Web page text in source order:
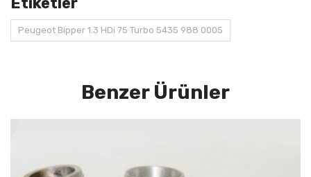
Peugeot Bipper 1.3 HDi 75 Turbo 5435 988 0005
Benzer Ürünler